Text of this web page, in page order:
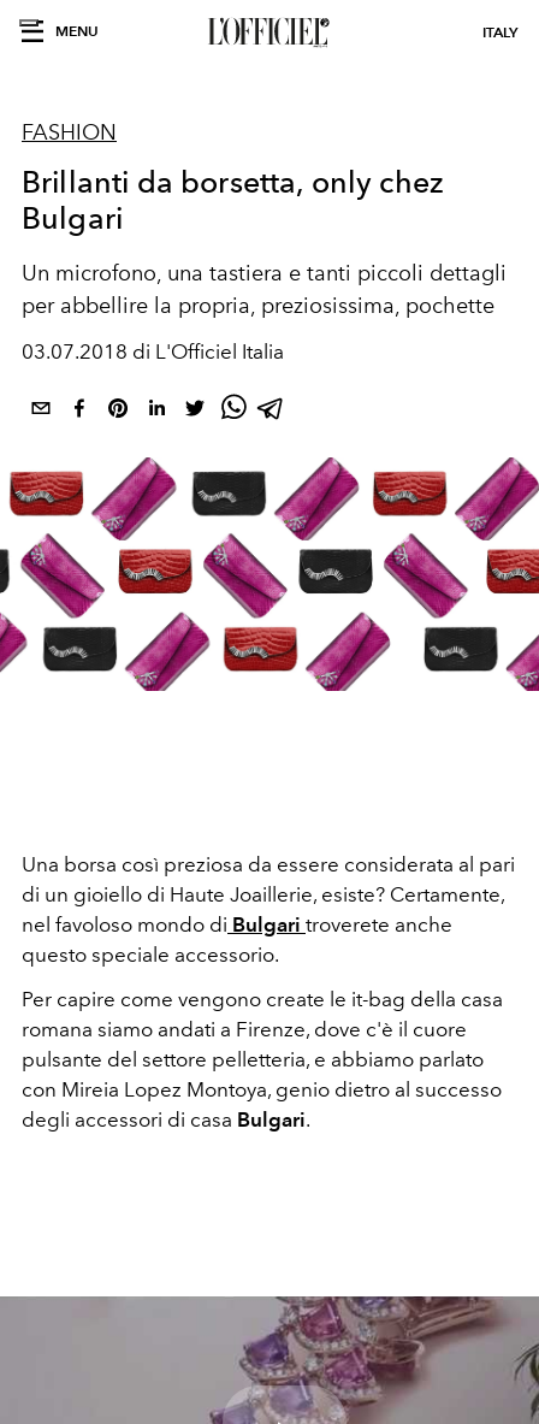
MENU ITALY
FASHION
Brillanti da borsetta, only chez
Bulgari
Un microfono, una tastiera e tanti piccoli dettagli
per abbellire la propria, preziosissima, pochette
03.07.2018 di L'Officiel Italia
Una borsa così preziosa da essere considerata al pari
di un gioiello di Haute Joaillerie, esiste? Certamente,
nel favoloso mondo di Bulgari troverete anche
questo speciale accessorio.
Per capire come vengono create le it-bag della casa
romana siamo andati a Firenze, dove c'è il cuore
pulsante del settore pelletteria, e abbiamo parlato
con Mireia Lopez Montoya, genio dietro al successo
degli accessori di casa Bulgari.